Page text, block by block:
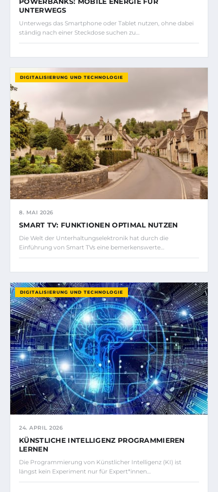
UNTERWEGS
Unterwegs das Smartphone oder Tablet nutzen, ohne dabei
ständig nach einer Steckdose suchen zu…
DIGITALISIERUNG UND TECHNOLOGIE
8. MAI 2026
SMART TV: FUNKTIONEN OPTIMAL NUTZEN
Die Welt der Unterhaltungselektronik hat durch die
Einführung von Smart TVs eine bemerkenswerte…
DIGITALISIERUNG UND TECHNOLOGIE
24. APRIL 2026
KÜNSTLICHE INTELLIGENZ PROGRAMMIEREN
LERNEN
Die Programmierung von Künstlicher Intelligenz (KI) ist
längst kein Experiment nur für Expert*innen…